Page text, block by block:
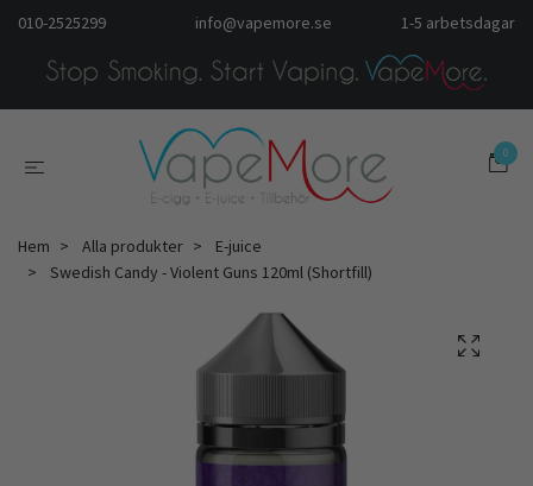
010-2525299 info@vapemore.se 1-5 arbetsdagar
0
Hem Alla produkter
E-juice
Swedish Candy - Violent Guns 120ml (Shortfill)